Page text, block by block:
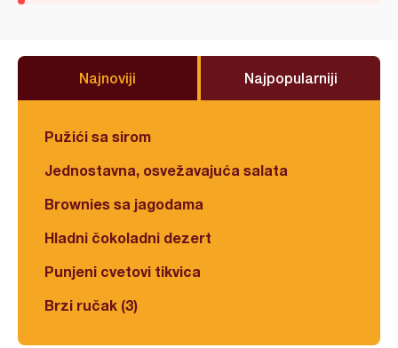
Najnoviji Najpopularniji
Pužići sa sirom
Jednostavna, osvežavajuća salata
Brownies sa jagodama
Hladni čokoladni dezert
Punjeni cvetovi tikvica
Brzi ručak (3)